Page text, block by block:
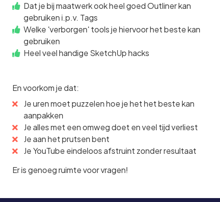
Dat je bij maatwerk ook heel goed Outliner kan
gebruiken i.p.v. Tags
Welke 'verborgen' tools je hiervoor het beste kan
gebruiken
Heel veel handige SketchUp hacks
En voorkom je dat:
Je uren moet puzzelen hoe je het het beste kan
aanpakken
Je alles met een omweg doet en veel tijd verliest
Je aan het prutsen bent
Je YouTube eindeloos afstruint zonder resultaat
Er is genoeg ruimte voor vragen!